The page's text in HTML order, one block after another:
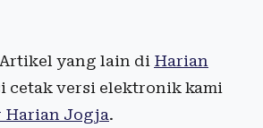
yang lain di Harian
cetak versi elektronik kami
Harian Jogja.